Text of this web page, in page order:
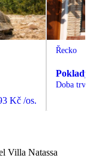
Kč /os.
Řecko
Doba
Villa Natassa